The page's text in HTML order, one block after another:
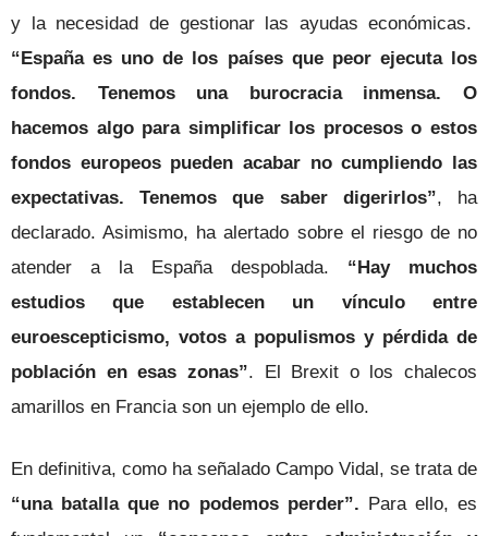
y la necesidad de gestionar las ayudas económicas.
“España es uno de los países que peor ejecuta los
fondos. Tenemos una burocracia inmensa. O
hacemos algo para simplificar los procesos o estos
fondos europeos pueden acabar no cumpliendo las
expectativas. Tenemos que saber digerirlos”, ha
declarado. Asimismo, ha alertado sobre el riesgo de no
atender a la España despoblada. “Hay muchos
estudios que establecen un vínculo entre
euroescepticismo, votos a populismos y pérdida de
población en esas zonas”. El Brexit o los chalecos
amarillos en Francia son un ejemplo de ello.
En definitiva, como ha señalado Campo Vidal, se trata de
“una batalla que no podemos perder”. Para ello, es